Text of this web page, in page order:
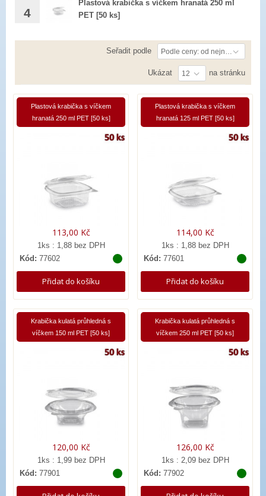
4
Plastová krabička s víčkem hranatá 250 ml
PET [50 ks]
113,00 Kč
Seřadit podle Podle ceny: od nejnižší
Ukázat 12 na stránku
Plastová krabička s víčkem
hranatá 250 ml PET [50 ks]
113,00 Kč
1ks : 1,88 bez DPH
Kód: 77602
Přidat do košíku
Plastová krabička s víčkem
hranatá 125 ml PET [50 ks]
114,00 Kč
1ks : 1,88 bez DPH
Kód: 77601
Přidat do košíku
Krabička kulatá průhledná s
víčkem 150 ml PET [50 ks]
120,00 Kč
1ks : 1,99 bez DPH
Kód: 77901
Krabička kulatá průhledná s
víčkem 250 ml PET [50 ks]
126,00 Kč
1ks : 2,09 bez DPH
Kód: 77902